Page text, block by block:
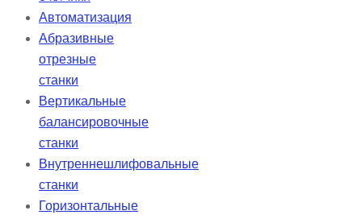
Автоматизация
Абразивные
отрезные
станки
Вертикальные
балансировочные
станки
Внутреннешлифовальные
станки
Горизонтальные